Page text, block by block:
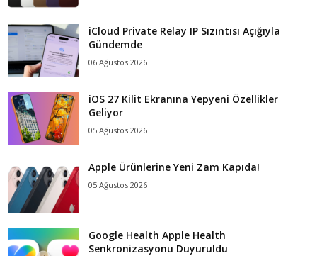
iCloud Private Relay IP Sızıntısı Açığıyla
Gündemde
06 Ağustos 2026
iOS 27 Kilit Ekranına Yepyeni Özellikler
Geliyor
05 Ağustos 2026
Apple Ürünlerine Yeni Zam Kapıda!
05 Ağustos 2026
Google Health Apple Health
Senkronizasyonu Duyuruldu